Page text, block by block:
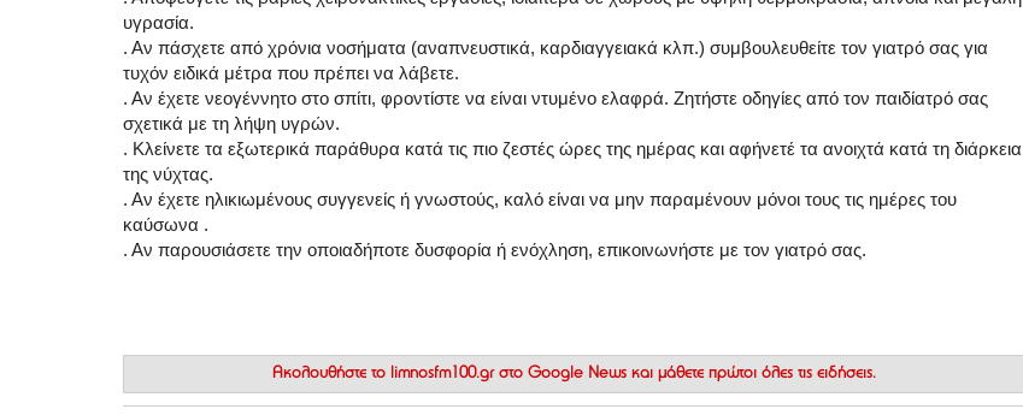
υγρασία.
. Αν πάσχετε από χρόνια νοσήματα (αναπνευστικά, καρδιαγγειακά κλπ.) συμβουλευθείτε τον γιατρό σας για
τυχόν ειδικά μέτρα που πρέπει να λάβετε.
. Αν έχετε νεογέννητο στο σπίτι, φροντίστε να είναι ντυμένο ελαφρά. Ζητήστε οδηγίες από τον παιδίατρό σας
σχετικά με τη λήψη υγρών.
. Κλείνετε τα εξωτερικά παράθυρα κατά τις πιο ζεστές ώρες της ημέρας και αφήνετέ τα ανοιχτά κατά τη διάρκεια
της νύχτας.
. Αν έχετε ηλικιωμένους συγγενείς ή γνωστούς, καλό είναι να μην παραμένουν μόνοι τους τις ημέρες του
καύσωνα .
. Αν παρουσιάσετε την οποιαδήποτε δυσφορία ή ενόχληση, επικοινωνήστε με τον γιατρό σας.
Ακολουθήστε το limnosfm100.gr στο Google News και μάθετε πρώτοι όλες τις ειδήσεις.